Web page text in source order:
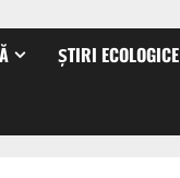
ȘTIRI ECOLOGICE